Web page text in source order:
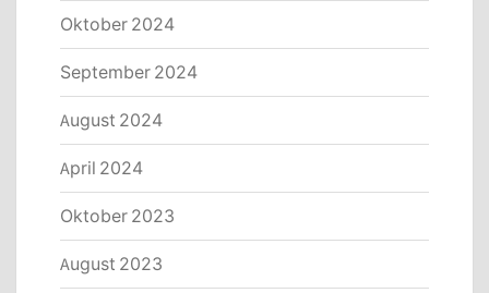
Oktober 2024
September 2024
August 2024
April 2024
Oktober 2023
August 2023